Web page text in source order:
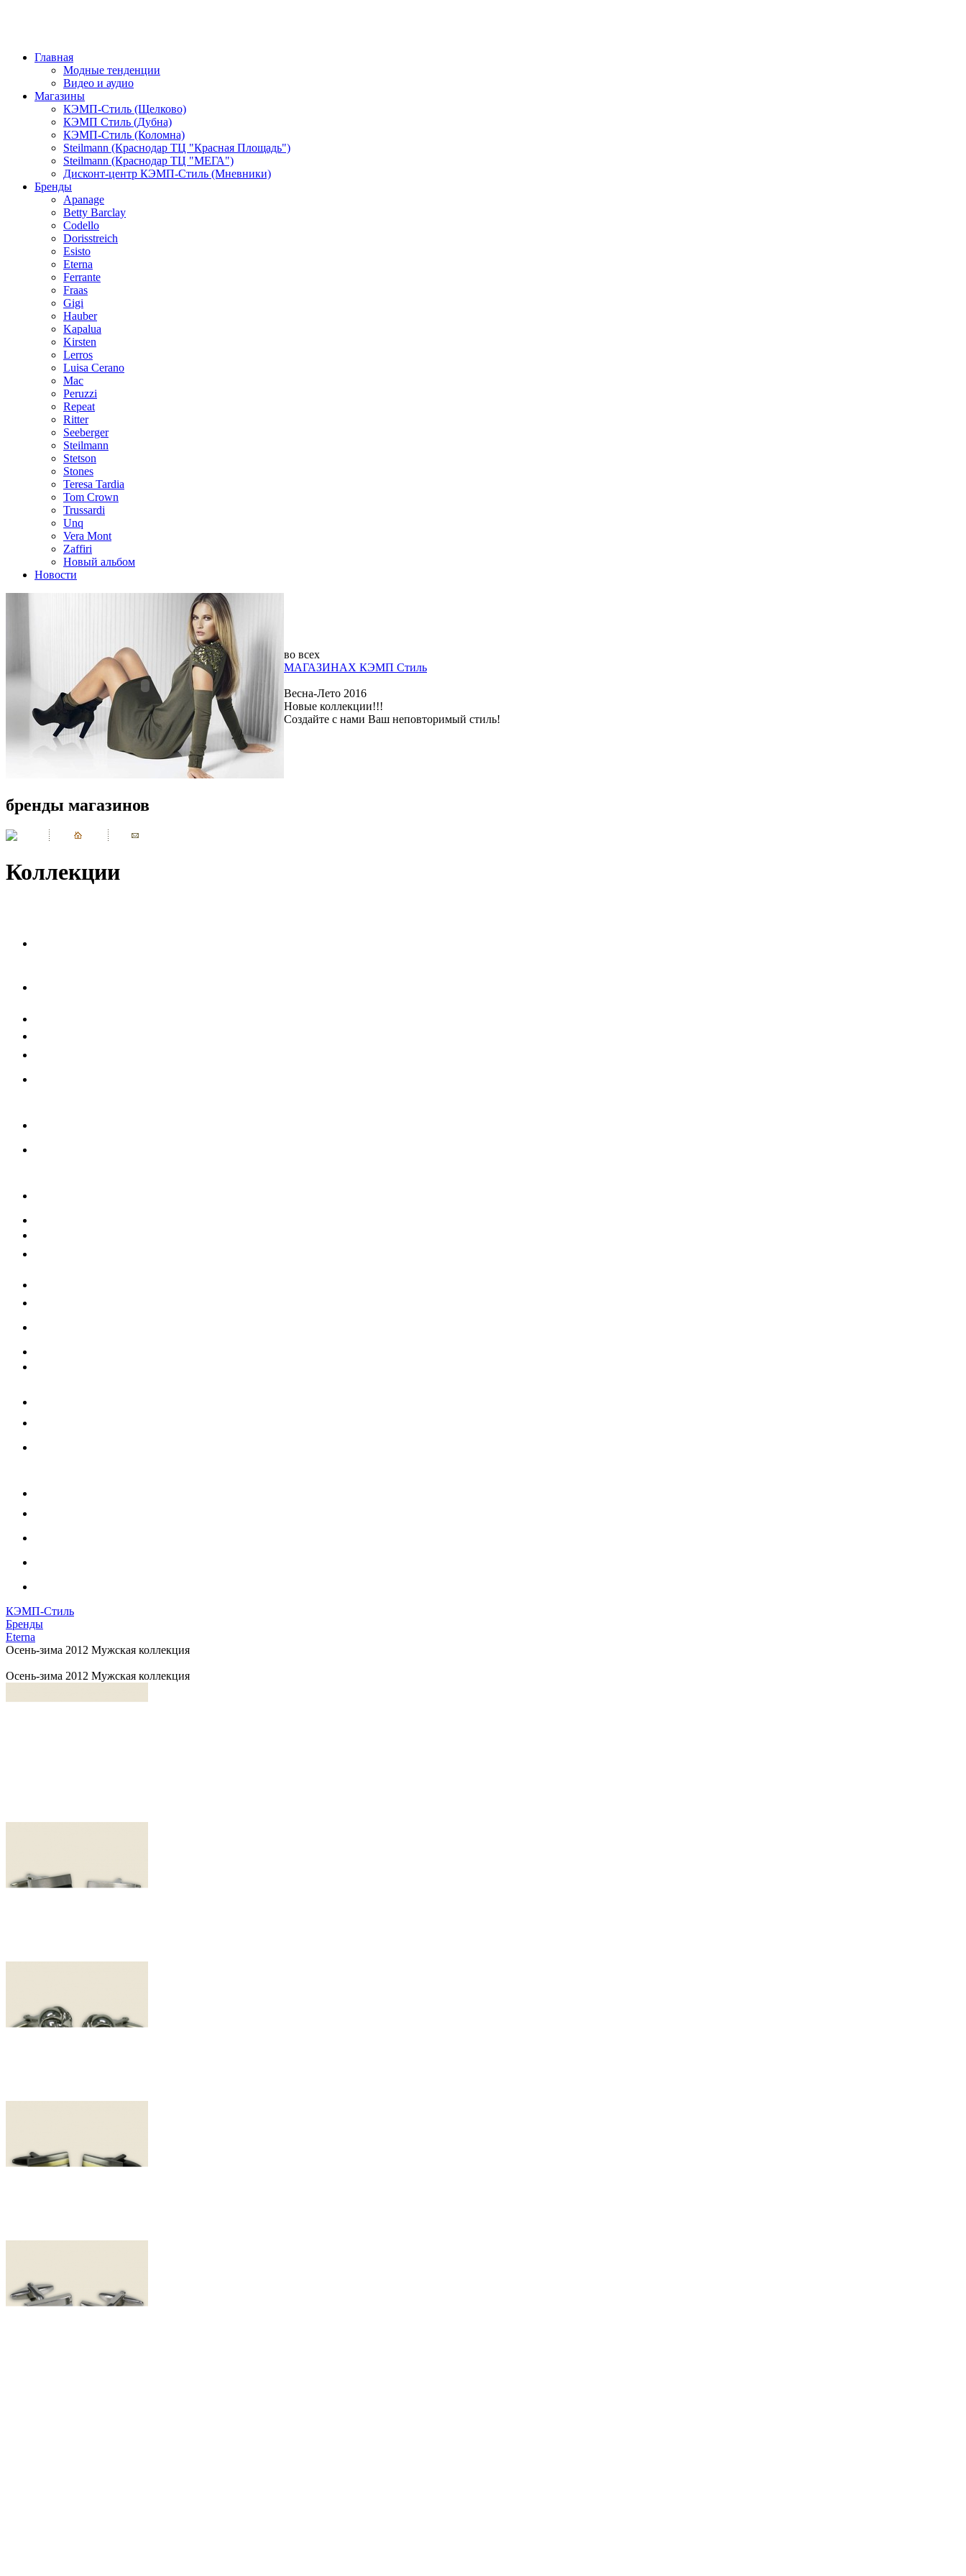
Главная
Модные тенденции
Видео и аудио
Магазины
КЭМП-Стиль (Щелково)
КЭМП Стиль (Дубна)
КЭМП-Стиль (Коломна)
Steilmann (Краснодар ТЦ "Красная Площадь")
Steilmann (Краснодар ТЦ "МЕГА")
Дисконт-центр КЭМП-Стиль (Мневники)
Бренды
Apanage
Betty Barclay
Codello
Dorisstreich
Esisto
Eterna
Ferrante
Fraas
Gigi
Hauber
Kapalua
Kirsten
Lerros
Luisa Cerano
Mac
Peruzzi
Repeat
Ritter
Seeberger
Steilmann
Stetson
Stones
Teresa Tardia
Tom Crown
Trussardi
Unq
Vera Mont
Zaffiri
Новый альбом
Новости
во всех
МАГАЗИНАХ КЭМП Стиль
Весна-Лето 2016
Новые коллекции!!!
Создайте с нами Ваш неповторимый стиль!
бренды магазинов
Коллекции
КЭМП-Стиль
Бренды
Eterna
Осень-зима 2012 Мужская коллекция
Осень-зима 2012 Мужская коллекция